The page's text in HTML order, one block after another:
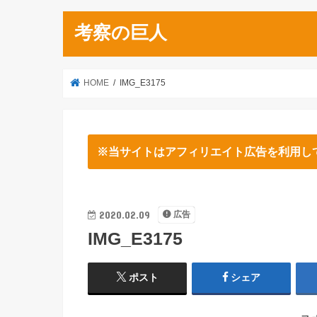
考察の巨人
HOME IMG_E3175
※当サイトはアフィリエイト広告を利用し
2020.02.09 広告
IMG_E3175
ポスト シェア